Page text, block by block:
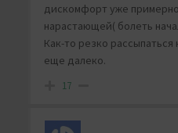
дискомфорт уже
нарастающей( болеть
Как-то резко рассыпаться
еще далеко.
17